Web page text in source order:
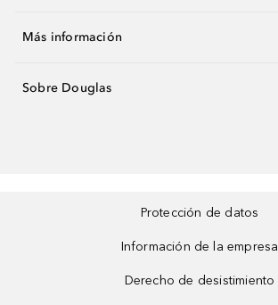
Más información
Sobre Douglas
Protección de datos
Información de la empresa
Derecho de desistimiento